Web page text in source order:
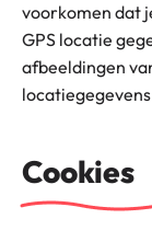
voorkomen dat
GPS locatie
afbeeldingen
Cookies